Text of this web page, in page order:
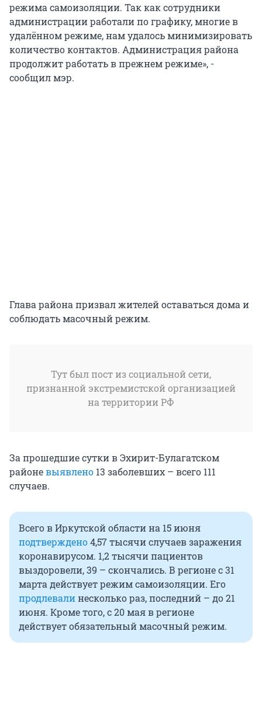
режима самоизоляции. Так как сотрудники
администрации работали по графику, многие в
удалённом режиме, нам удалось минимизировать
количество контактов. Администрация района
продолжит работать в прежнем режиме», -
сообщил мэр.
Глава района призвал жителей оставаться дома и
соблюдать масочный режим.
Тут был пост из социальной сети,
признанной экстремистской организацией
на территории РФ
За прошедшие сутки в Эхирит-Булагатском
районевыявлено 13 заболевших – всего 111
случаев.
Всего в Иркутской области на 15 июня
подтверждено4,57 тысячи случаев заражения
коронавирусом. 1,2 тысячи пациентов
выздоровели, 39 – скончались. В регионе с 31
марта действует режим самоизоляции. Его
продлевалинесколько раз, последний – до 21
июня. Кроме того, с 20 мая в регионе
действует обязательный масочный режим.